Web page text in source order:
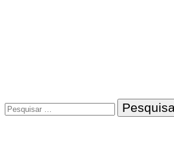
Pesquisar
por: